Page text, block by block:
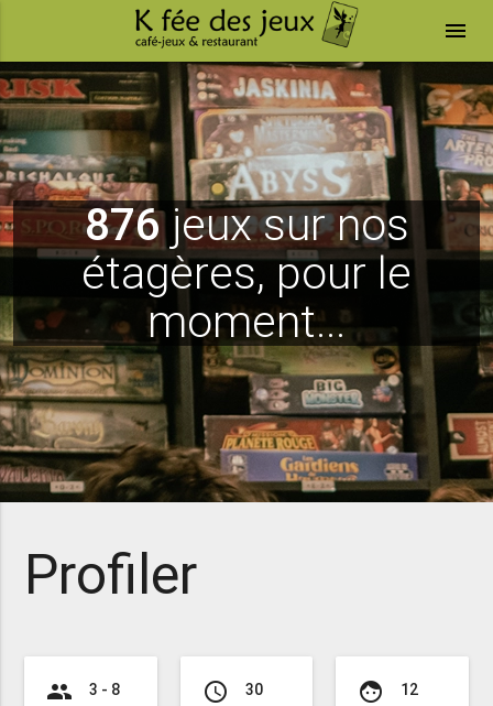
menu
876jeux sur nos
étagères, pour le
moment...
Profiler
group 3 - 8 access_time 30 face 12